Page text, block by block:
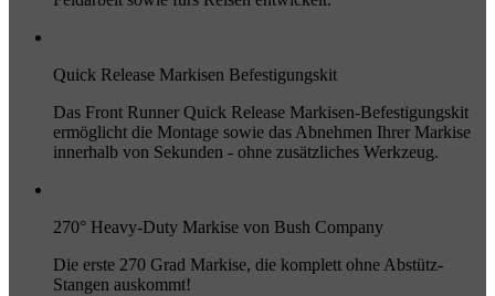
Quick Release Markisen Befestigungskit
Das Front Runner Quick Release Markisen-Befestigungskit
ermöglicht die Montage sowie das Abnehmen Ihrer Markise
innerhalb von Sekunden - ohne zusätzliches Werkzeug.
270° Heavy-Duty Markise von Bush Company
Die erste 270 Grad Markise, die komplett ohne Abstütz-
Stangen auskommt!